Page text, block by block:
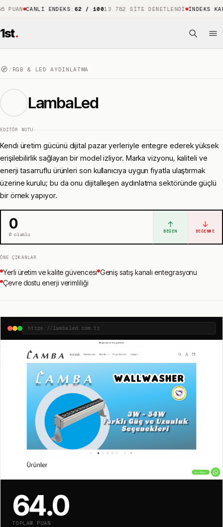
CANLI ENDEKS:62 / 100 13.782 SITE DENETLENDI İNDEKS KAPSAMI
1st.
/ RGB & LED AYDINLATMA
LambaLed
EDITÖR NOTU
Kendi üretim gücünü dijital pazar yerleriyle entegre ederek yüksek
erişilebilirlik sağlayan bir model izliyor. Marka vizyonu, kaliteli ve
enerji tasarruflu ürünleri son kullanıcıya uygun fiyatla ulaştırmak
üzerine kurulu; bu da onu dijitalleşen aydınlatma sektöründe güçlü
bir örnek yapıyor.
0
0olumlu
↑
BEĞEN
↓
BEĞENME
ÖNE ÇIKANLAR
Yerli üretim ve kalite güvencesi Geniş satış kanalı entegrasyonu
Çevre dostu enerji verimliliği
https://lambaled.com.tr
64.0
TOPLAM PUAN